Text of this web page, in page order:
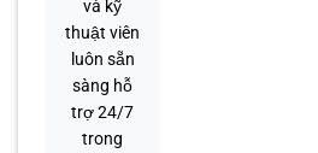
và kỹ
thuật viên
luôn sẵn
sàng hỗ
trợ 24/7
trong